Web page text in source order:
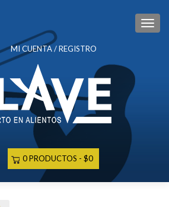
MI CUENTA / REGISTRO
0 PRODUCTOS $0